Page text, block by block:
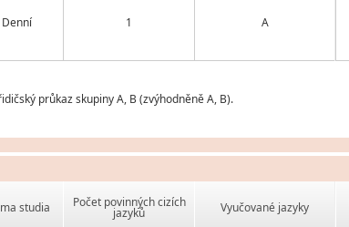
Denní 1 A
průkaz skupiny A, B (zvýhodněně A, B).
studia Počet povinných cizích
jazyků Vyučované jazyky